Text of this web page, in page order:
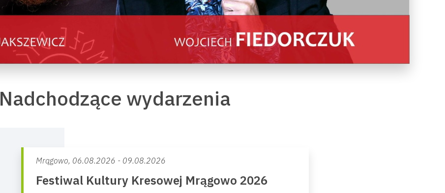
Nadchodzące wydarzenia
Mrągowo, 06.08.2026 - 09.08.2026
Festiwal Kultury Kresowej Mrągowo 2026